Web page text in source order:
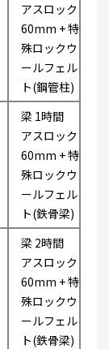
アスロック
60mm + 特
殊ロックウ
ールフェル
ト(鋼管柱)
梁 1時間
アスロック
60mm + 特
殊ロックウ
ールフェル
ト(鉄骨梁)
梁 2時間
アスロック
60mm + 特
殊ロックウ
ールフェル
ト(鉄骨梁)